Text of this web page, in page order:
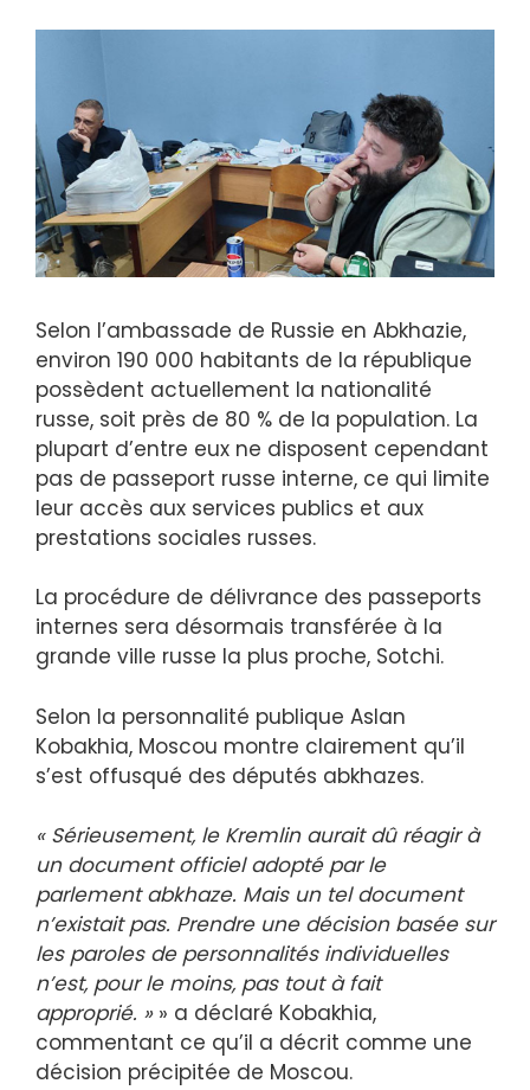
Selon l’ambassade de Russie en Abkhazie,
environ 190 000 habitants de la république
possèdent actuellement la nationalité
russe, soit près de 80 % de la population. La
plupart d’entre eux ne disposent cependant
pas de passeport russe interne, ce qui limite
leur accès aux services publics et aux
prestations sociales russes.
La procédure de délivrance des passeports
internes sera désormais transférée à la
grande ville russe la plus proche, Sotchi.
Selon la personnalité publique Aslan
Kobakhia, Moscou montre clairement qu’il
s’est offusqué des députés abkhazes.
« Sérieusement, le Kremlin aurait dû réagir à
un document officiel adopté par le
parlement abkhaze. Mais un tel document
n’existait pas. Prendre une décision basée sur
les paroles de personnalités individuelles
n’est, pour le moins, pas tout à fait
approprié. »» a déclaré Kobakhia,
commentant ce qu’il a décrit comme une
décision précipitée de Moscou.